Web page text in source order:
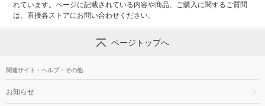
れています。ページに記載されている内容や商品、ご購入に関するご質問
は、直接各ストアにお問い合わせください。
ページトップへ
関連サイト・ヘルプ・その他
お知らせ